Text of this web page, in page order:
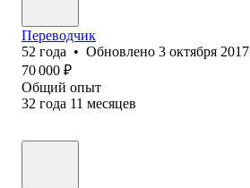
Переводчик
52 года • Обновлено 3 октября 2017
70 000 ₽
Общий опыт
32 года 11 месяцев